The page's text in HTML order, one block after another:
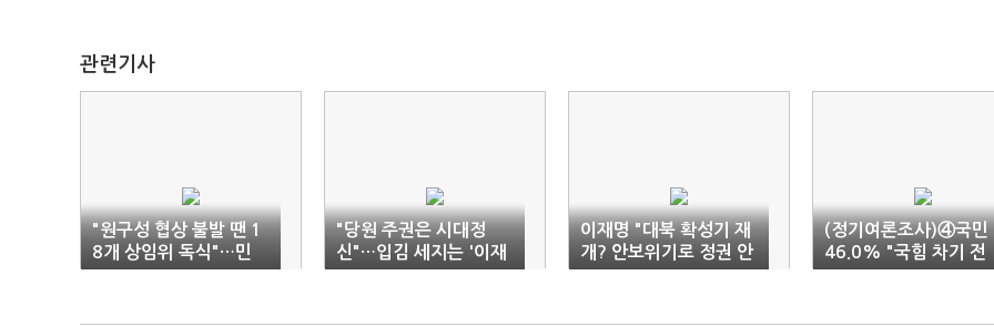
관련기사
"원구성 협상 불발 땐 1
8개 상임위 독식"…민
주, 재차 압박
"당원 주권은 시대정
신"…입김 세지는 '이재
명 친위대'
이재명 "대북 확성기 재
개? 안보위기로 정권 안
정 도모"
(정기여론조사)④국민
46.0% "국힘 차기 전
대, 당원투표 50%+국